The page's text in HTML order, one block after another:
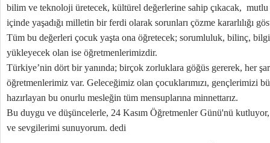
bilim ve teknoloji üretecek, kültürel değerlerine sahip çıkacak,
içinde yaşadığı milletin bir ferdi olarak sorunları çözme kararlılığı
Tüm bu değerleri çocuk yaşta ona öğretecek; sorumluluk, bilinç,
yükleyecek olan ise öğretmenlerimizdir.
Türkiye’nin dört bir yanında; birçok zorluklara göğüs gererek, her
öğretmenlerimiz var. Geleceğimiz olan çocuklarımızı, gençlerimizi
hazırlayan bu onurlu mesleğin tüm mensuplarına minnettarız.
Bu duygu ve düşüncelerle, 24 Kasım Öğretmenler Günü'nü
ve sevgilerimi sunuyorum. dedi